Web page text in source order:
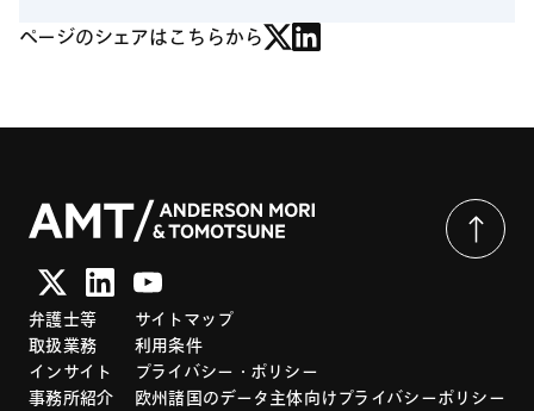
ページのシェアはこちらから
弁護士等
取扱業務
インサイト
事務所紹介
サイトマップ
利用条件
プライバシー・ポリシー
欧州諸国のデータ主体向けプライバシーポリシー